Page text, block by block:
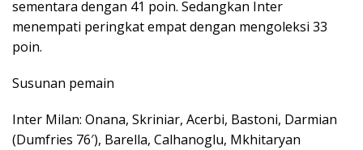
sementara dengan 41 poin. Sedangkan Inter
menempati peringkat empat dengan mengoleksi 33
poin.
Susunan pemain
Inter Milan: Onana, Skriniar, Acerbi, Bastoni, Darmian
(Dumfries 76′), Barella, Calhanoglu, Mkhitaryan